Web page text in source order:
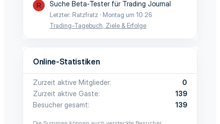
R Suche Beta-Tester für Trading Journal
Letzter: Ratzfratz
Montag um 10:26
Trading-Tagebuch, Ziele & Erfolge
Online-Statistiken
Zurzeit aktive Mitglieder
0
Zurzeit aktive Gäste
139
Besucher gesamt
139